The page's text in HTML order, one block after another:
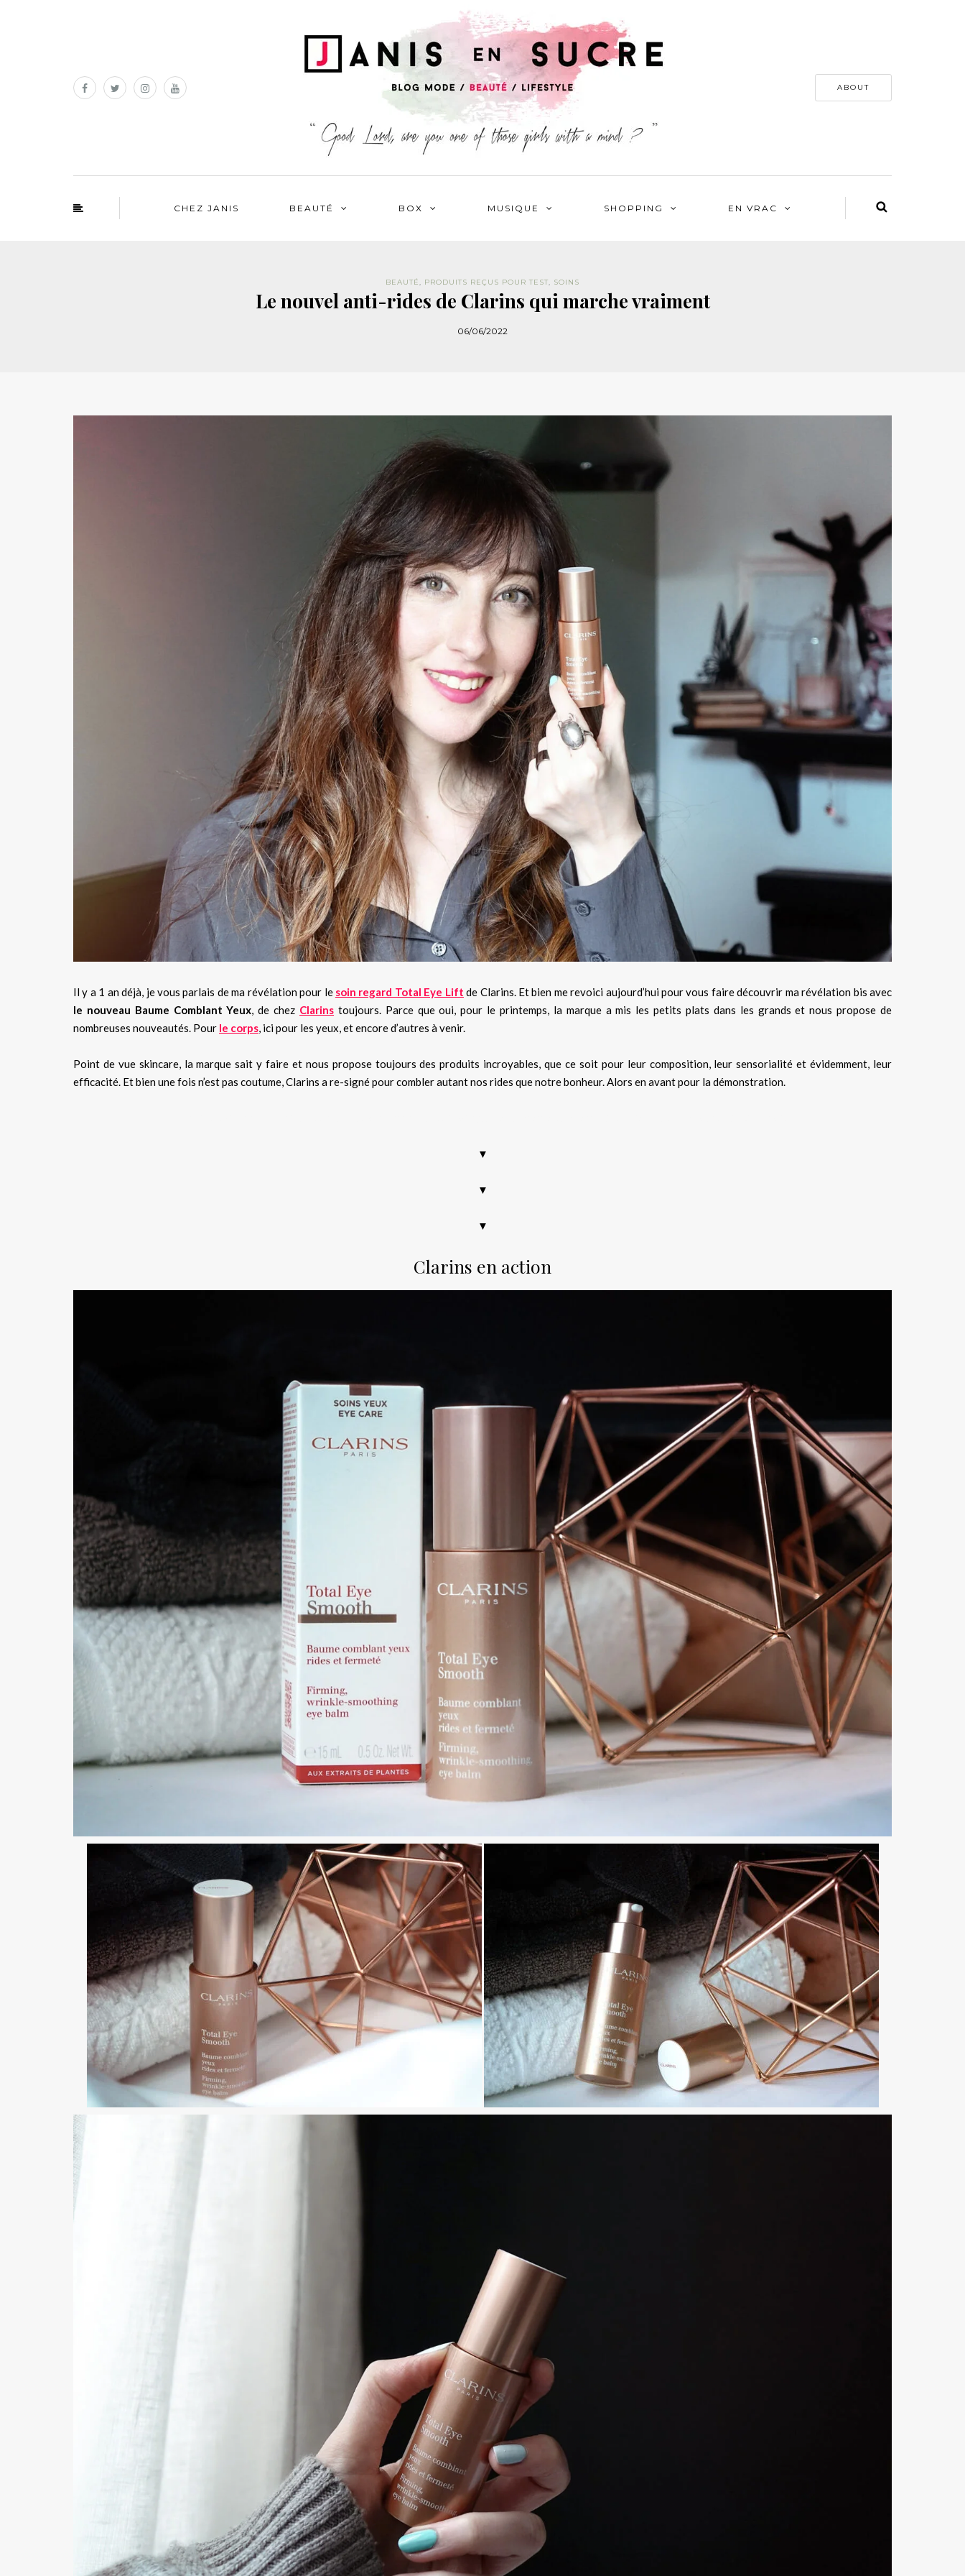
ABOUT
CHEZ JANIS BEAUTÉ BOX MUSIQUE SHOPPING EN VRAC
BEAUTÉ, PRODUITS REÇUS POUR TEST, SOINS
Le nouvel anti-rides de Clarins qui marche vraiment
06/06/2022
Il y a 1 an déjà, je vous parlais de ma révélation pour le soin regard Total Eye Lift de Clarins. Et bien me revoici aujourd’hui pour vous faire découvrir ma révélation bis avec
le nouveau Baume Comblant Yeux, de chez Clarins toujours. Parce que oui, pour le printemps, la marque a mis les petits plats dans les grands et nous propose de
nombreuses nouveautés. Pour le corps, ici pour les yeux, et encore d’autres à venir.
Point de vue skincare, la marque sait y faire et nous propose toujours des produits incroyables, que ce soit pour leur composition, leur sensorialité et évidemment, leur
efficacité. Et bien une fois n’est pas coutume, Clarins a re-signé pour combler autant nos rides que notre bonheur. Alors en avant pour la démonstration.
▼
▼
▼
Clarins en action